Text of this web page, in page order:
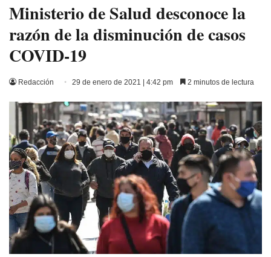
Ministerio de Salud desconoce la
razón de la disminución de casos
COVID-19
Redacción 29 de enero de 2021 | 4:42 pm 2 minutos de lectura